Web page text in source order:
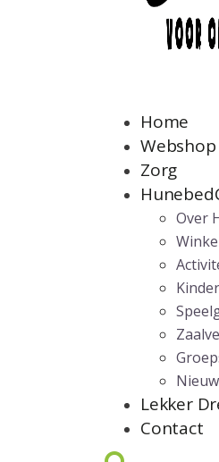
Home
Webshop
Zorg
Over
Lekker
Contact